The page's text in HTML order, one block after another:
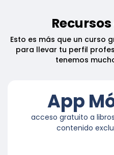
Esto es más que un curso
para llevar tu perfil
tenemos
App
acceso gratuito a
contenido